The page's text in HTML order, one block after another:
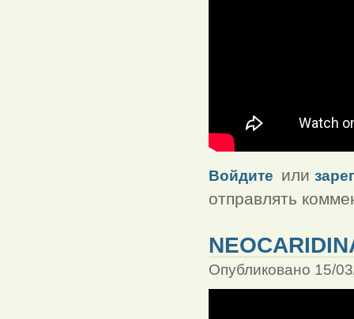
Войдите или
отправлять
Опубликовано 15/